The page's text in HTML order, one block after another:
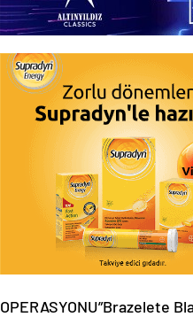
OPERASYONU”Brazelete